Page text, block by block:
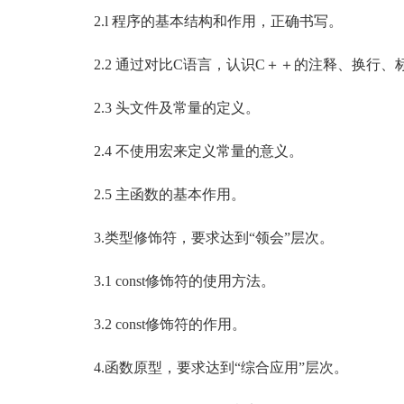
2.l 程序的基本结构和作用，正确书写。
2.2 通过对比C语言，认识C＋＋的注释、换行、
2.3 头文件及常量的定义。
2.4 不使用宏来定义常量的意义。
2.5 主函数的基本作用。
3.类型修饰符，要求达到“领会”层次。
3.1 const修饰符的使用方法。
3.2 const修饰符的作用。
4.函数原型，要求达到“综合应用”层次。